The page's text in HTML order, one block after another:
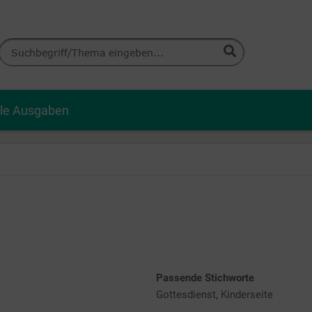
Ausgaben
Passende Stichworte
Gottesdienst, Kinderseite